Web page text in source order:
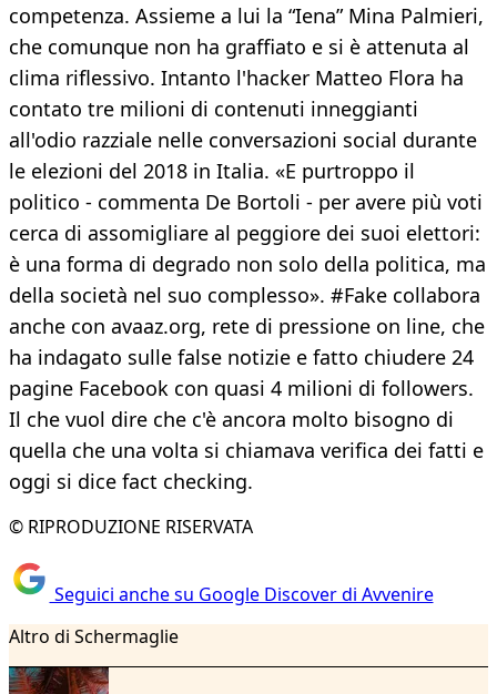
competenza. Assieme a lui la “Iena” Mina Palmieri,
che comunque non ha graffiato e si è attenuta al
clima riflessivo. Intanto l'hacker Matteo Flora ha
contato tre milioni di contenuti inneggianti
all'odio razziale nelle conversazioni social durante
le elezioni del 2018 in Italia. «E purtroppo il
politico - commenta De Bortoli - per avere più voti
cerca di assomigliare al peggiore dei suoi elettori:
è una forma di degrado non solo della politica, ma
della società nel suo complesso». #Fake collabora
anche con avaaz.org, rete di pressione on line, che
ha indagato sulle false notizie e fatto chiudere 24
pagine Facebook con quasi 4 milioni di followers.
Il che vuol dire che c'è ancora molto bisogno di
quella che una volta si chiamava verifica dei fatti e
oggi si dice fact checking.
© RIPRODUZIONE RISERVATA
Seguici anche su Google Discover di Avvenire
Altro di Schermaglie